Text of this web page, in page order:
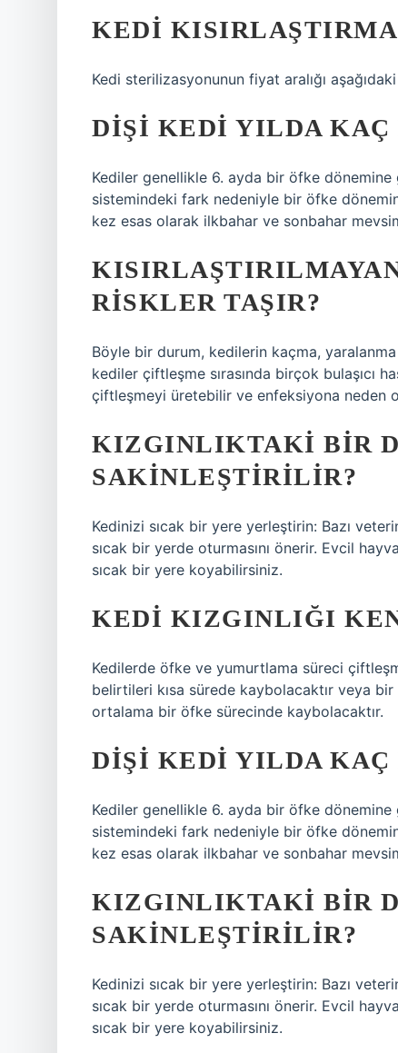
KEDI
Kedi sterilizasyonunun fiyat aralığı
DIŞI KEDI YILDA
Kediler genellikle 6. ayda bir öfke
sistemindeki fark nedeniyle bir öfke
kez esas olarak ilkbahar ve sonbahar
RISKLER TAŞIR?
Böyle bir durum, kedilerin kaçma,
kediler çiftleşme sırasında birçok bulaşıcı
çiftleşmeyi üretebilir ve enfeksiyona neden
KIZGINLIKTAKI BIR
SAKINLEŞTIRILIR?
Kedinizi sıcak bir yere yerleştirin: Bazı
sıcak bir yerde oturmasını önerir. Evcil
sıcak bir yere koyabilirsiniz.
KEDI KIZGINLIĞI
Kedilerde öfke ve yumurtlama süreci
belirtileri kısa sürede kaybolacaktır veya
ortalama bir öfke sürecinde kaybolacaktır.
DIŞI KEDI YILDA
Kediler genellikle 6. ayda bir öfke
sistemindeki fark nedeniyle bir öfke
kez esas olarak ilkbahar ve sonbahar
KIZGINLIKTAKI BIR
SAKINLEŞTIRILIR?
Kedinizi sıcak bir yere yerleştirin: Bazı
sıcak bir yerde oturmasını önerir. Evcil
sıcak bir yere koyabilirsiniz.